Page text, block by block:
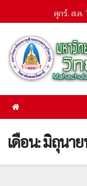
ศุกร์. ส.ค
เดือน: มิถุนา